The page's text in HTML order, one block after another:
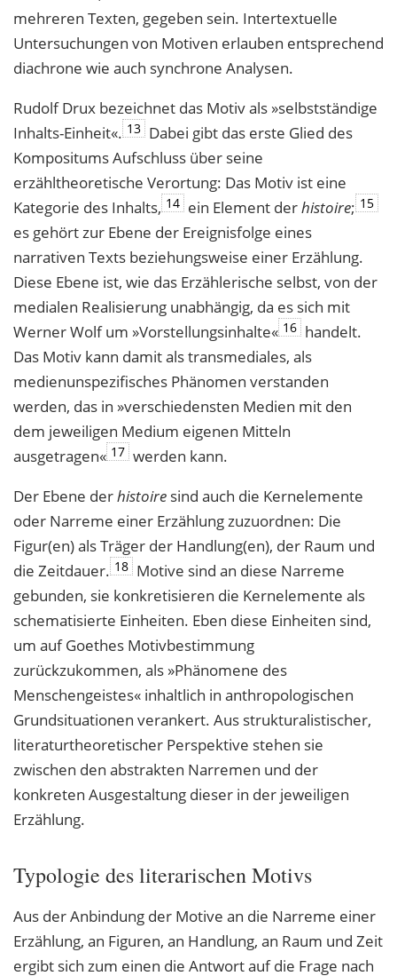
mehreren Texten, gegeben sein. Intertextuelle
Untersuchungen von Motiven erlauben entsprechend
diachrone wie auch synchrone Analysen.
Rudolf Drux bezeichnet das Motiv als »selbstständige
Inhalts-Einheit«. 13 Dabei gibt das erste Glied des
Kompositums Aufschluss über seine
erzähltheoretische Verortung: Das Motiv ist eine
Kategorie des Inhalts, 14 ein Element derhistoire; 15
es gehört zur Ebene der Ereignisfolge eines
narrativen Texts beziehungsweise einer Erzählung.
Diese Ebene ist, wie das Erzählerische selbst, von der
medialen Realisierung unabhängig, da es sich mit
Werner Wolf um »Vorstellungsinhalte« 16 handelt.
Das Motiv kann damit als transmediales, als
medienunspezifisches Phänomen verstanden
werden, das in »verschiedensten Medien mit den
dem jeweiligen Medium eigenen Mitteln
ausgetragen« 17 werden kann.
Der Ebene derhistoire sind auch die Kernelemente
oder Narreme einer Erzählung zuzuordnen: Die
Figur(en) als Träger der Handlung(en), der Raum und
die Zeitdauer. 18 Motive sind an diese Narreme
gebunden, sie konkretisieren die Kernelemente als
schematisierte Einheiten. Eben diese Einheiten sind,
um auf Goethes Motivbestimmung
zurückzukommen, als »Phänomene des
Menschengeistes« inhaltlich in anthropologischen
Grundsituationen verankert. Aus strukturalistischer,
literaturtheoretischer Perspektive stehen sie
zwischen den abstrakten Narremen und der
konkreten Ausgestaltung dieser in der jeweiligen
Erzählung.
Typologie des literarischen Motivs
Aus der Anbindung der Motive an die Narreme einer
Erzählung, an Figuren, an Handlung, an Raum und Zeit
ergibt sich zum einen die Antwort auf die Frage nach